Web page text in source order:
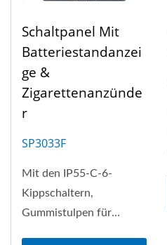
Schaltpanel Mit
Batteriestandanzei
Ge &
Zigarettenanzünde
R
SP3033F
Mit den IP55-C-6-
Kippschaltern,
Gummistulpen für